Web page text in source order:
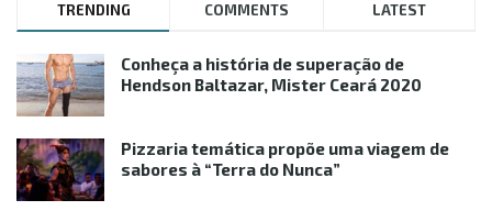
TRENDING COMMENTS LATEST
Conheça a história de superação de
Hendson Baltazar, Mister Ceará 2020
Pizzaria temática propõe uma viagem de
sabores à “Terra do Nunca”